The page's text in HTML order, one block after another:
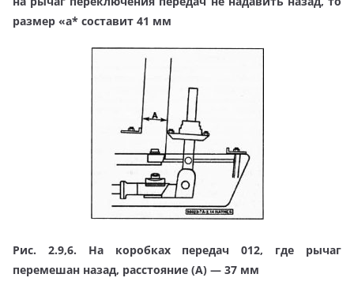
размер «а* составит 41 мм
Рис. 2.9,6. На коробках передач 012, где рычаг
перемешан назад, расстояние (А) — 37 мм